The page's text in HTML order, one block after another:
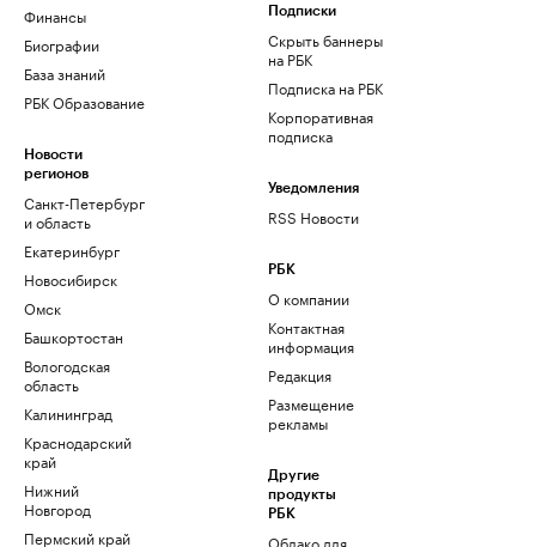
Финансы
Биографии
База знаний
РБК Образование
Новости
регионов
Санкт-Петербург
и область
Екатеринбург
Новосибирск
Омск
Башкортостан
Вологодская
область
Калининград
Краснодарский
край
Нижний
Новгород
Пермский край
Подписки
Скрыть баннеры
на РБК
Подписка на РБК
Корпоративная
подписка
Уведомления
RSS Новости
РБК
О компании
Контактная
информация
Редакция
Размещение
рекламы
Другие
продукты
РБК
Облако для